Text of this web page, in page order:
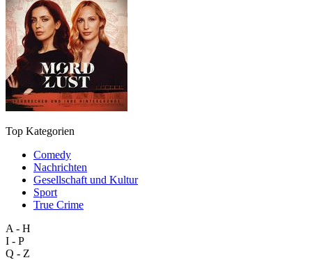
Top Kategorien
Comedy
Nachrichten
Gesellschaft und Kultur
Sport
True Crime
A - H
I - P
Q - Z